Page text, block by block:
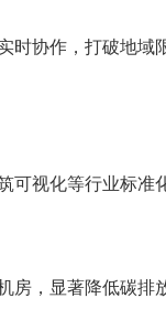
协作，打破地域
可视化等行业标准
，显著降低碳排